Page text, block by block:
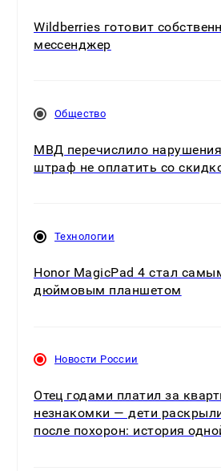
Wildberries готовит
мессенджер
Общество
МВД перечислило
штраф не оплатить со
Технологии
Honor MagicPad 4 стал
дюймовым планшетом
Новости России
Отец годами платил за
незнакомки — дети
после похорон: история